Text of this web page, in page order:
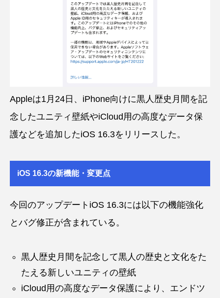
Appleは1月24日、iPhone向けに黒人歴史月間を記
念したユニティ壁紙やiCloud用の高度なデータ保
護などを追加したiOS 16.3をリリースした。
iOS 16.3の新機能・変更点
今回のアップデートiOS 16.3には以下の機能強化
とバグ修正が含まれている。
黒人歴史月間を記念して黒人の歴史と文化をた
たえる新しいユニティの壁紙
iCloud用の高度なデータ保護により、エンドツ